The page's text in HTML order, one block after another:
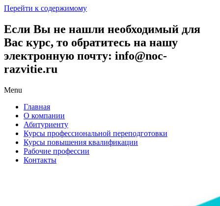
Перейти к содержимому
Если Вы не нашли необходимый для
Вас курс, то обратитесь на нашу
электронную почту: info@noc-
razvitie.ru
Menu
Главная
О компании
Абитуриенту
Курсы профессиональной переподготовки
Курсы повышения квалификации
Рабочие профессии
Контакты